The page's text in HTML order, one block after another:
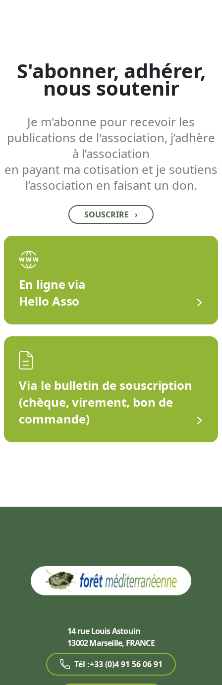
S'abonner, adhérer,
nous soutenir
Je m'abonne pour recevoir les
publications de l'association, j’adhère
à l’association
en payant ma cotisation et je soutiens
l’association en faisant un don.
SOUSCRIRE ›
En ligne via
Hello Asso
Via le bulletin de souscription
(chèque, virement, bon de
commande)
14 rue Louis Astouin
13002 Marseille, FRANCE
Tél :+33 (0)4 91 56 06 91